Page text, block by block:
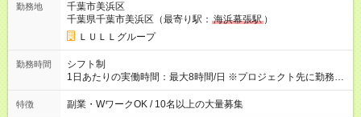
万円～＋業績賞与＋交通費＋各種手当 ※固定残業代（30時間/6
万6，610円分）を含む。超過分は追加支給いたします 能力やス
キルを考慮し初任給を決定。経験者の方は前給考慮も可能で
す！ ◎昇給年1回（研修終了後） ◎賞与年2回（2月・8月）＋業
績賞与あり ◤スキルアップも、収入アップも。◢ 入社後の成長
や頑張りは、しっかり給与で還元しています。 実際にほぼ全員
上アップした社員も。 エンジニアへの還元率は業界高水準の
87％。 スキルを磨いた分だけ、収入アップも目指せる環境で
勤務地
千葉市美浜区
千葉県千葉市美浜区（最寄り駅： 海浜幕張駅 ）
ＬＵＬＬグループ
勤務時間
シフト制
1日あたりの実働時間：最大8時間/日 ※プロジェクト先に勤務時
間は異なります 【シフト例】 ・10時00分～19時00分 ・9時00
分～18時00分 平均残業時間：月10時間以内
特徴 副業・WワークOK / 10名以上の大量募集